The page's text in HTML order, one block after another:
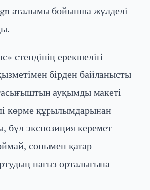
аталымы бойынша жүлделі
стендінің ерекшелігі
бірден байланысты
ауқымды макеті
көрме құрылымдарынан
экспозиция керемет
сонымен қатар
нағыз орталығына